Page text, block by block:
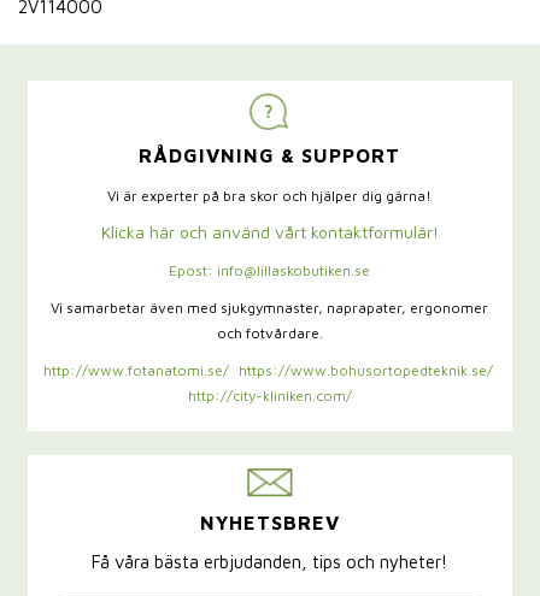
2V114000
RÅDGIVNING & SUPPORT
Vi är experter på bra skor och hjälper dig gärna!
Klicka här och använd vårt kontaktformulär!
Epost: info@lillaskobutiken.se
Vi samarbetar även med sjukgymnaster, naprapater, ergonomer
och fotvårdare.
http://www.fotanatomi.se/
https://www.bohusortopedteknik.se/
http://city-kliniken.com/
NYHETSBREV
Få våra bästa erbjudanden, tips och nyheter!